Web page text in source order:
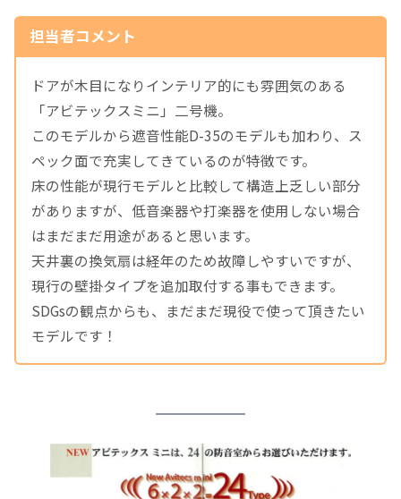
担当者コメント
ドアが木目になりインテリア的にも雰囲気のある
「アビテックスミニ」二号機。
このモデルから遮音性能D-35のモデルも加わり、ス
ペック面で充実してきているのが特徴です。
床の性能が現行モデルと比較して構造上乏しい部分
がありますが、低音楽器や打楽器を使用しない場合
はまだまだ用途があると思います。
天井裏の換気扇は経年のため故障しやすいですが、
現行の壁掛タイプを追加取付する事もできます。
SDGsの観点からも、まだまだ現役で使って頂きたい
モデルです！